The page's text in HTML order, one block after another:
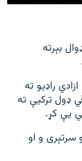
بېرته
راډيو ته
ډول ترکیې ته
یې کړ.
سرتېری و او